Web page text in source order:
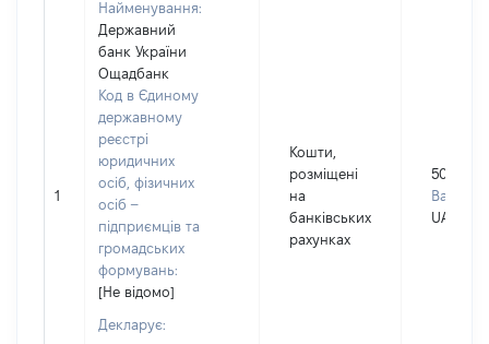
1
Найменування:
Державний
банк України
Ощадбанк
Код в Єдиному
державному
реєстрі
юридичних
осіб, фізичних
осіб –
підприємців та
громадських
формувань:
[Не відомо]
Декларує:
Кошти,
розміщені
на
банківських
рахунках
5000
Валюта:
UAH